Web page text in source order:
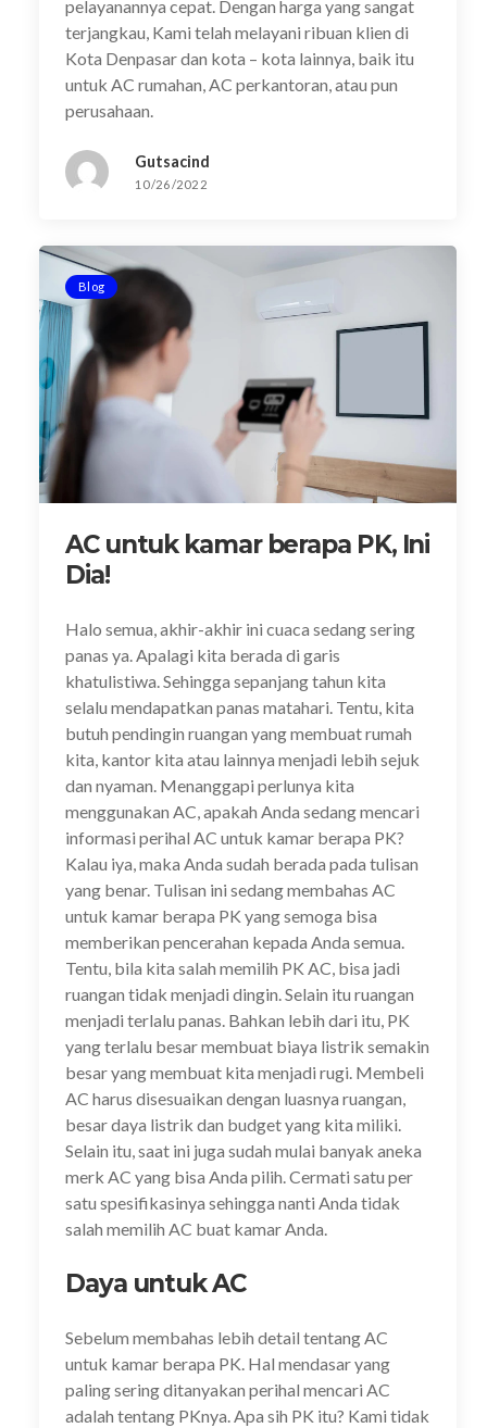
pelayanannya cepat. Dengan harga yang sangat
terjangkau, Kami telah melayani ribuan klien di
Kota Denpasar dan kota – kota lainnya, baik itu
untuk AC rumahan, AC perkantoran, atau pun
perusahaan.
Gutsacind
10/26/2022
Blog
AC untuk kamar berapa PK, Ini
Dia!
Halo semua, akhir-akhir ini cuaca sedang sering
panas ya. Apalagi kita berada di garis
khatulistiwa. Sehingga sepanjang tahun kita
selalu mendapatkan panas matahari. Tentu, kita
butuh pendingin ruangan yang membuat rumah
kita, kantor kita atau lainnya menjadi lebih sejuk
dan nyaman. Menanggapi perlunya kita
menggunakan AC, apakah Anda sedang mencari
informasi perihal AC untuk kamar berapa PK?
Kalau iya, maka Anda sudah berada pada tulisan
yang benar. Tulisan ini sedang membahas AC
untuk kamar berapa PK yang semoga bisa
memberikan pencerahan kepada Anda semua.
Tentu, bila kita salah memilih PK AC, bisa jadi
ruangan tidak menjadi dingin. Selain itu ruangan
menjadi terlalu panas. Bahkan lebih dari itu, PK
yang terlalu besar membuat biaya listrik semakin
besar yang membuat kita menjadi rugi. Membeli
AC harus disesuaikan dengan luasnya ruangan,
besar daya listrik dan budget yang kita miliki.
Selain itu, saat ini juga sudah mulai banyak aneka
merk AC yang bisa Anda pilih. Cermati satu per
satu spesifikasinya sehingga nanti Anda tidak
salah memilih AC buat kamar Anda.
Daya untuk AC
Sebelum membahas lebih detail tentang AC
untuk kamar berapa PK. Hal mendasar yang
paling sering ditanyakan perihal mencari AC
adalah tentang PKnya. Apa sih PK itu? Kami tidak